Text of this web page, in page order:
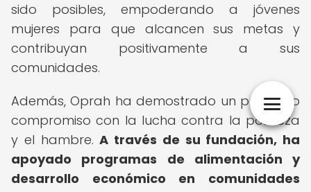
sido posibles, empoderando a jóvenes
mujeres para que alcancen sus metas y
contribuyan positivamente a sus
comunidades.
Además, Oprah ha demostrado un profundo
compromiso con la lucha contra la pobreza
y el hambre.A través de su fundación, ha
apoyado programas de alimentación y
desarrollo económico en comunidades